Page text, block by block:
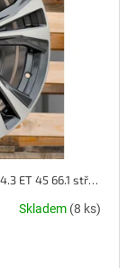
Alu kola design Nissan (A5832) 18x7 5x114.3 ET 45 66.1 stříbrné
Skladem (8 ks)